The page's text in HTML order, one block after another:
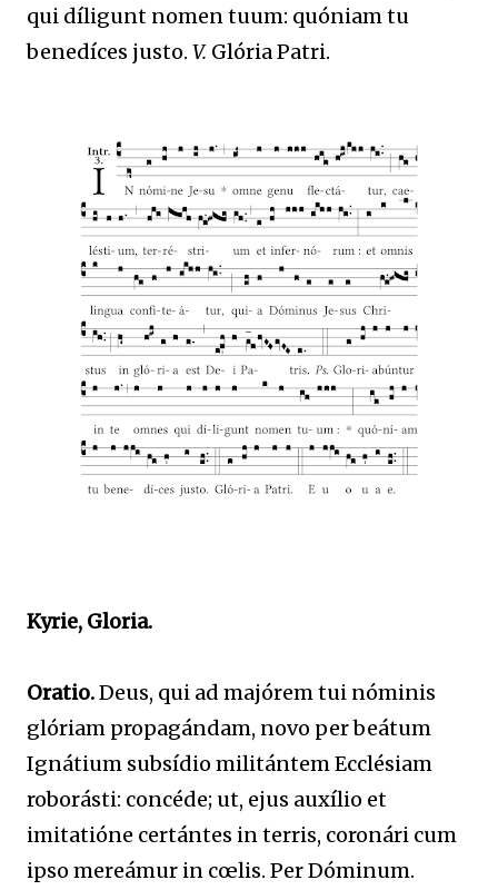
qui díligunt nomen tuum: quóniam tu
benedíces justo. V. Glória Patri.
Kyrie, Gloria.
Oratio.Deus, qui ad majórem tui nóminis
glóriam propagándam, novo per beátum
Ignátium subsídio militántem Ecclésiam
roborásti: concéde; ut, ejus auxílio et
imitatióne certántes in terris, coronári cum
ipso mereámur in cœlis. Per Dóminum.